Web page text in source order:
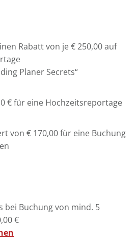
Rabatt von je € 250,00 auf
Planer Secrets“
€ für eine Hochzeitsreportage
von € 170,00 für eine Buchung
bei Buchung von mind. 5
€